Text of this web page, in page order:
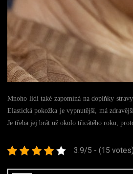
Mnoho lidí také zapomíná na doplňky
Elastická pokožka je vypnutější, má
Je třeba jej brát už okolo třicátého roku,
3.9/5 - (15 votes)